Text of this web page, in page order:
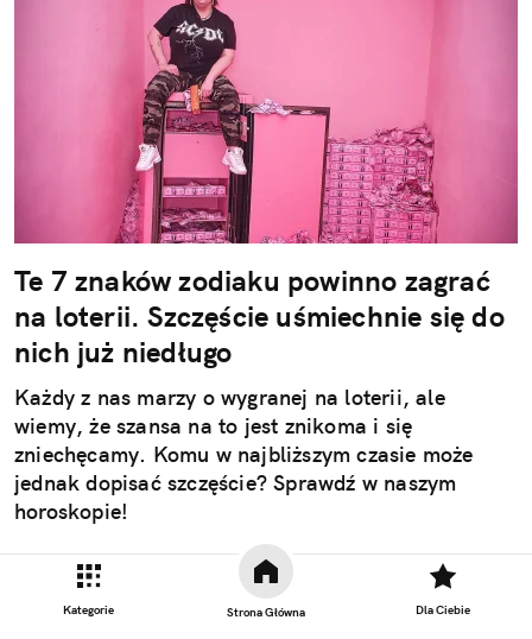
Kategorie Strona Główna Dla Ciebie
Te 7 znaków zodiaku powinno zagrać
na loterii. Szczęście uśmiechnie się do
nich już niedługo
Każdy z nas marzy o wygranej na loterii, ale
wiemy, że szansa na to jest znikoma i się
zniechęcamy. Komu w najbliższym czasie może
jednak dopisać szczęście? Sprawdź w naszym
horoskopie!
Czytaj całość